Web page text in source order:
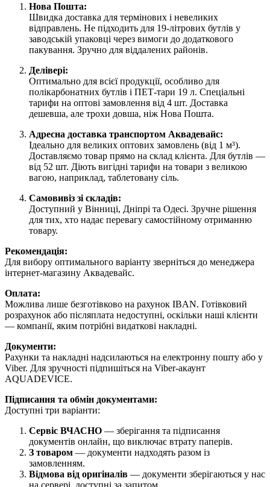
Нова Пошта:
Швидка доставка для термінових і невеликих
відправлень. Не підходить для 19-літрових бутлів у
заводській упаковці через вимоги до додаткового
пакування. Зручно для віддалених районів.
Делівері:
Оптимально для всієї продукції, особливо для
полікарбонатних бутлів і ПЕТ-тари 19 л. Спеціальні
тарифи на оптові замовлення від 4 шт. Доставка
дешевша, але трохи довша, ніж Нова Пошта.
Адресна доставка транспортом Аквадевайс:
Ідеально для великих оптових замовлень (від 1 м³).
Доставляємо товар прямо на склад клієнта. Для бутлів —
від 52 шт. Діють вигідні тарифи на товари з великою
вагою, наприклад, таблетовану сіль.
Самовивіз зі складів:
Доступний у Вінниці, Дніпрі та Одесі. Зручне рішення
для тих, хто надає перевагу самостійному отриманню
товару.
Рекомендація:
Для вибору оптимального варіанту зверніться до менеджера
інтернет-магазину Аквадевайс.
Оплата:
Можлива лише безготівково на рахунок IBAN. Готівковий
розрахунок або післяплата недоступні, оскільки наші клієнти
— компанії, яким потрібні видаткові накладні.
Документи:
Рахунки та накладні надсилаються на електронну пошту або у
Viber. Для зручності підпишіться на Viber-акаунт
AQUADEVICE.
Підписання та обмін документами:
Доступні три варіанти:
Сервіс ВЧАСНО — зберігання та підписання
документів онлайн, що виключає втрату паперів.
З товаром — документи надходять разом із
замовленням.
Відмова від оригіналів — документи зберігаються у нас
на сервері, доступні за запитом.